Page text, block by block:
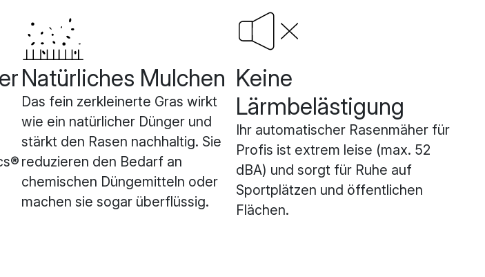
Natürliches Mulchen
Das fein zerkleinerte Gras wirkt
wie ein natürlicher Dünger und
stärkt den Rasen nachhaltig. Sie
reduzieren den Bedarf an
chemischen Düngemitteln oder
machen sie sogar überflüssig.
Keine
Lärmbelästigung
Ihr automatischer Rasenmäher für
Profis ist extrem leise (max. 52
dBA) und sorgt für Ruhe auf
Sportplätzen und öffentlichen
Flächen.